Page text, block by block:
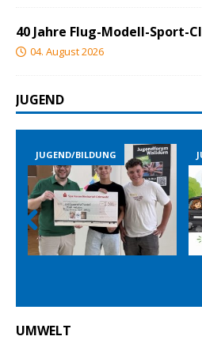
40 Jahre Flug-Modell-Sport-
04. August 2026
JUGEND
JUGEND/BILDUNG
Prev
ious
UMWELT